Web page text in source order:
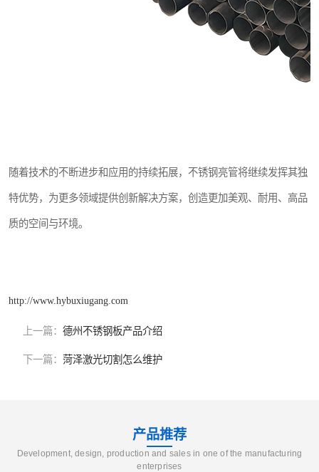
随着技术的不断进步和应用的持续拓展，不锈钢亮管将继续发挥其独
特优势，为更多领域提供创新解决方案，创造更加美观、耐用、高品
质的空间与环境。
http://www.hybuxiugang.com
上一篇： 德州不锈钢板产品介绍
下一篇： 菏泽激光切割怎么维护
产品推荐
Development, design, production and sales in one of the manufacturing
enterprises